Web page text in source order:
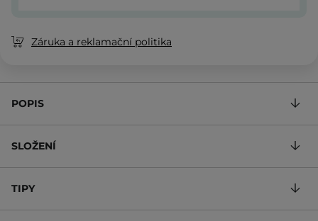
Záruka a reklamační politika
POPIS
SLOŽENÍ
TIPY